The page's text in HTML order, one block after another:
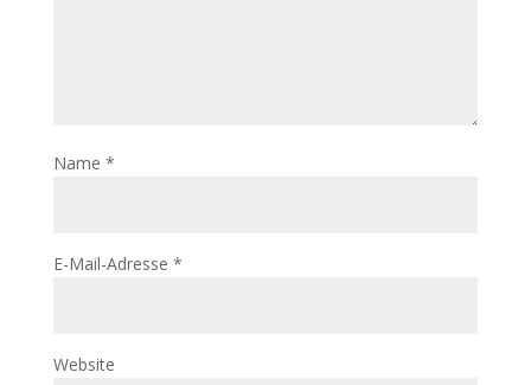
Name *
E-Mail-Adresse *
Website